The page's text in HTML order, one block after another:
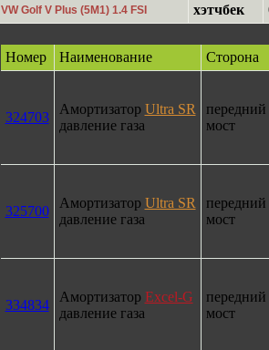
VW Golf V Plus (5M1) 1.4 FSI хэтчбек
Номер Наименование Сторона
324703
Амортизатор Ultra SR
давление газа
передний
мост
325700
Амортизатор Ultra SR
давление газа
передний
мост
334834
Амортизатор Excel-G
давление газа
передний
мост